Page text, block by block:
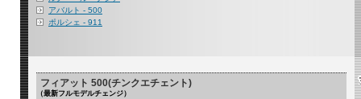
アバルト - 500
ポルシェ - 911
フィアット 500(チンクエチェント)
（最新フルモデルチェンジ）